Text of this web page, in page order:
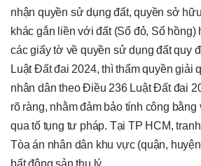
nhận quyền sử dụng đất, quyền sở
khác gắn liền với đất (Sổ đỏ, Sổ hồng)
các giấy tờ về quyền sử dụng đất quy
Luật Đất đai 2024, thì thẩm quyền giải
nhân dân theo Điều 236 Luật Đất đai
rõ ràng, nhằm đảm bảo tính công
qua tố tụng tư pháp. Tại TP HCM,
Tòa án nhân dân khu vực (quận,
bất động sản thụ lý.